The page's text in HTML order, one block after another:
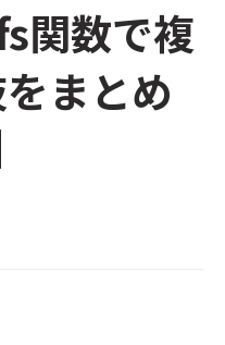
関数で複
まとめ